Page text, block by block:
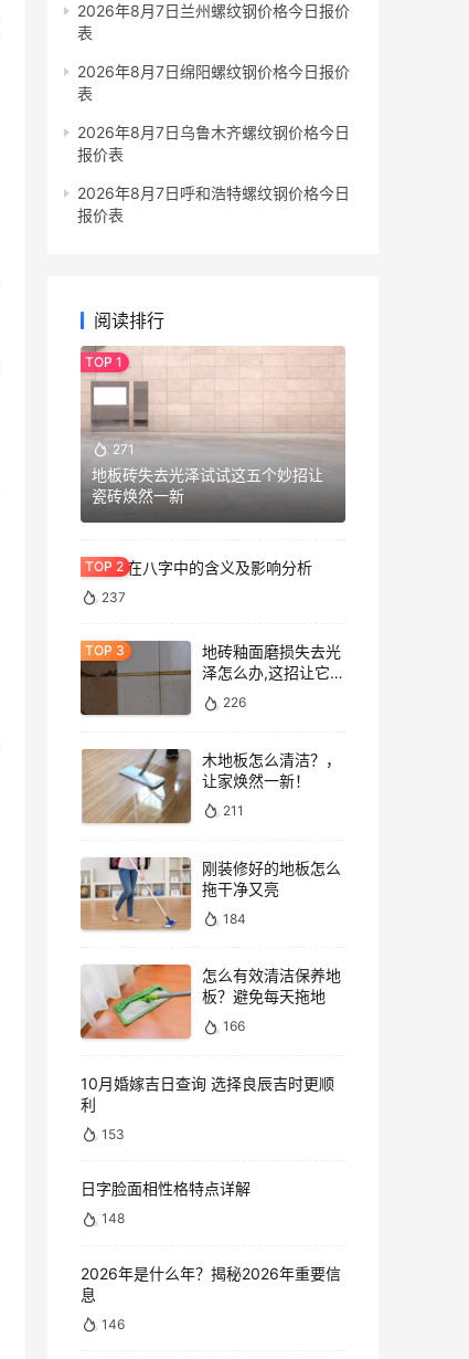
2026年8月7日兰州螺纹钢价格今日报价
表
2026年8月7日绵阳螺纹钢价格今日报价
表
2026年8月7日乌鲁木齐螺纹钢价格今日
报价表
2026年8月7日呼和浩特螺纹钢价格今日
报价表
阅读排行
271
地板砖失去光泽试试这五个妙招让
瓷砖焕然一新
七杀格在八字中的含义及影响分析
237
地砖釉面磨损失去光
泽怎么办,这招让它重
焕光泽!
226
木地板怎么清洁？，
让家焕然一新！
211
刚装修好的地板怎么
拖干净又亮
184
怎么有效清洁保养地
板？避免每天拖地
166
10月婚嫁吉日查询 选择良辰吉时更顺
利
153
日字脸面相性格特点详解
148
2026年是什么年？揭秘2026年重要信
息
146